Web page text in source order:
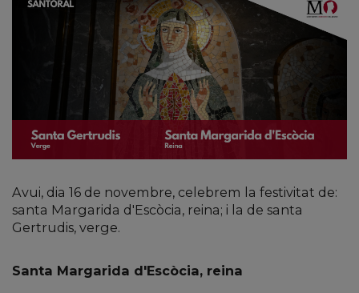
Avui, dia 16 de novembre, celebrem la festivitat de:
santa Margarida d'Escòcia, reina; i la de santa
Gertrudis, verge.
Santa Margarida d'Escòcia, reina